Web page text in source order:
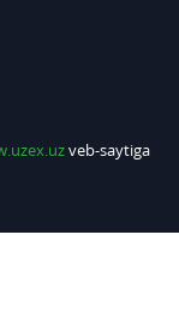
veb-saytiga